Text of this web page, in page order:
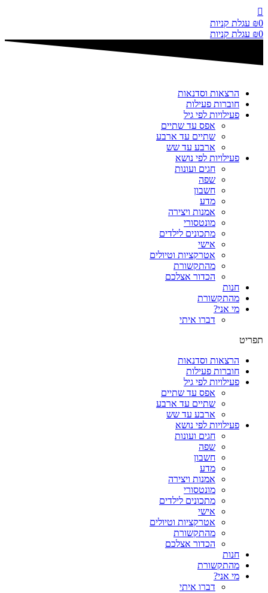
דלג
לתוכן
₪0
עגלת קניות
₪0 עגלת קניות
הרצאות וסדנאות
חוברות פעילות
פעילויות לפי גיל
אפס עד שתיים
שתיים עד ארבע
ארבע עד שש
פעילויות לפי נושא
חגים ועונות
שפה
חשבון
מדע
אמנות ויצירה
מונטסורי
מתכונים לילדים
אישי
אטרקציות וטיולים
מהתקשורת
הכדור אצלכם
חנות
מהתקשורת
מי אני?
דברו איתי
תפריט
הרצאות וסדנאות
חוברות פעילות
פעילויות לפי גיל
אפס עד שתיים
שתיים עד ארבע
ארבע עד שש
פעילויות לפי נושא
חגים ועונות
שפה
חשבון
מדע
אמנות ויצירה
מונטסורי
מתכונים לילדים
אישי
אטרקציות וטיולים
מהתקשורת
הכדור אצלכם
חנות
מהתקשורת
מי אני?
דברו איתי